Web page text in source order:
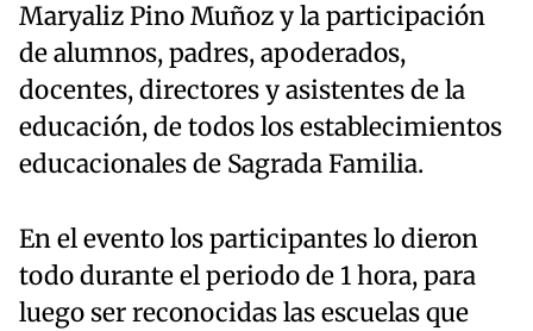
Maryaliz Pino Muñoz y la participación
de alumnos, padres, apoderados,
docentes, directores y asistentes de la
educación, de todos los establecimientos
educacionales de Sagrada Familia.
En el evento los participantes lo dieron
todo durante el periodo de 1 hora, para
luego ser reconocidas las escuelas que